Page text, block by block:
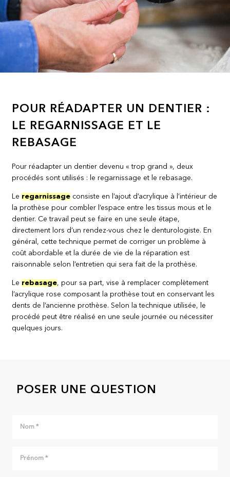
POUR RÉADAPTER UN DENTIER :
LE REGARNISSAGE ET LE
REBASAGE
Pour réadapter un dentier devenu « trop grand », deux
procédés sont utilisés : le regarnissage et le rebasage.
Le regarnissage consiste en l’ajout d’acrylique à l’intérieur de
la prothèse pour combler l’espace entre les tissus mous et le
dentier. Ce travail peut se faire en une seule étape,
directement lors d’un rendez-vous chez le denturologiste. En
général, cette technique permet de corriger un problème à
coût abordable et la durée de vie de la réparation est
raisonnable selon l’entretien qui sera fait de la prothèse.
Le rebasage, pour sa part, vise à remplacer complètement
l’acrylique rose composant la prothèse tout en conservant les
dents de l’ancienne prothèse. Selon la technique utilisée, le
procédé peut être réalisé en une seule journée ou nécessiter
quelques jours.
POSER UNE QUESTION